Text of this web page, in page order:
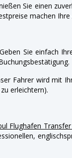
Sie einen
machen
Sie einfach
Fahrer wird mit
erleichtern).
Flughafen